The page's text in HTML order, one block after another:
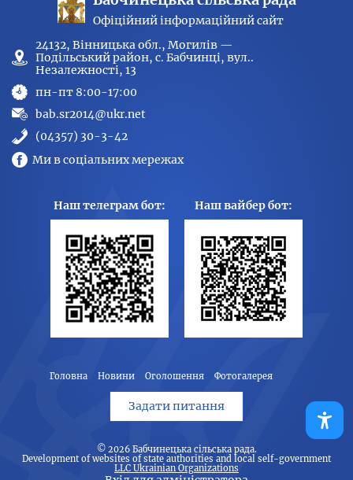
Офіційний інформаційний сайт
24132, Вінницька обл., Могилів —
Подільський район, с. Бабчинці, вул..
Незалежності, 13
пн-пт 8:00-17:00
bab.sr2014@ukr.net
(04357) 30-3-42
Ми в соціальних мережах
Наш телеграм бот: Наш вайбер бот:
Головна Новини Оголошення Фотогалерея
Задати питання
© 2026 Бабчинецька сільська рада.
Development of websites of state authorities and local self-government
LLC Ukrainian Organizations